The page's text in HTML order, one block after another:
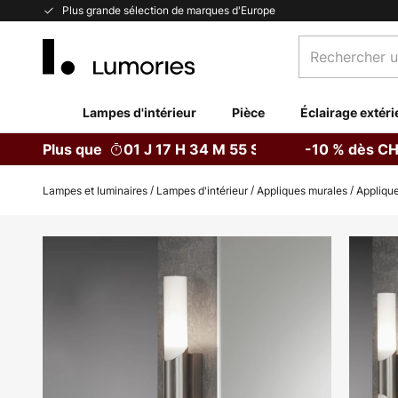
Plus grande sélection de marques d'Europe
Allez
un
catégorie...
Lampes d'intérieur Pièce Éclairage
Plus que 01 J 17 H 34 M 54 S -10 % dès
Lampes et luminaires Lampes d'intérieur Appliques murales